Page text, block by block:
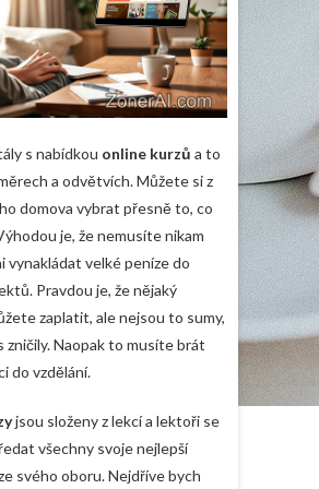
s nabídkou online kurzů a to
a odvětvích. Můžete si z
domova vybrat přesně to, co
je, že nemusíte nikam
vynakládat velké peníze do
Pravdou je, že nějaký
zaplatit, ale nejsou to sumy,
zničily. Naopak to musíte brát
do vzdělání.
jsou složeny z lekcí a lektoři se
všechny svoje nejlepší
svého oboru. Nejdříve bych